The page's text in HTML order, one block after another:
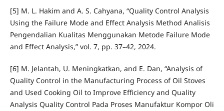
[5] M. L. Hakim and A. S. Cahyana, “Quality Control Analysis
Using the Failure Mode and Effect Analysis Method Analisis
Pengendalian Kualitas Menggunakan Metode Failure Mode
and Effect Analysis,” vol. 7, pp. 37–42, 2024.
[6] M. Jelantah, U. Meningkatkan, and E. Dan, “Analysis of
Quality Control in the Manufacturing Process of Oil Stoves
and Used Cooking Oil to Improve Efficiency and Quality
Analysis Quality Control Pada Proses Manufaktur Kompor Oli